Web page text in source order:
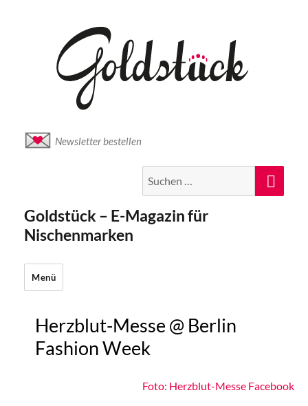
Newsletter bestellen
nach:
Goldstück – E-Magazin für
Nischenmarken
Menü
Herzblut-Messe @ Berlin
Fashion Week
Foto: Herzblut-Messe Facebook